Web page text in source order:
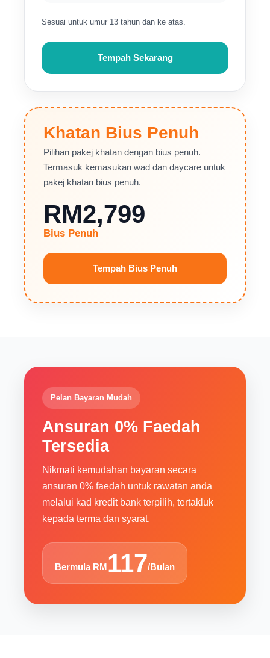
Sesuai untuk umur 13 tahun dan ke atas.
Tempah Sekarang
Khatan Bius Penuh
Pilihan pakej khatan dengan bius penuh.
Termasuk kemasukan wad dan daycare untuk
pakej khatan bius penuh.
RM2,799
Bius Penuh
Tempah Bius Penuh
Pelan Bayaran Mudah
Ansuran 0% Faedah
Tersedia
Nikmati kemudahan bayaran secara
ansuran 0% faedah untuk rawatan anda
melalui kad kredit bank terpilih, tertakluk
kepada terma dan syarat.
Bermula RM117/Bulan